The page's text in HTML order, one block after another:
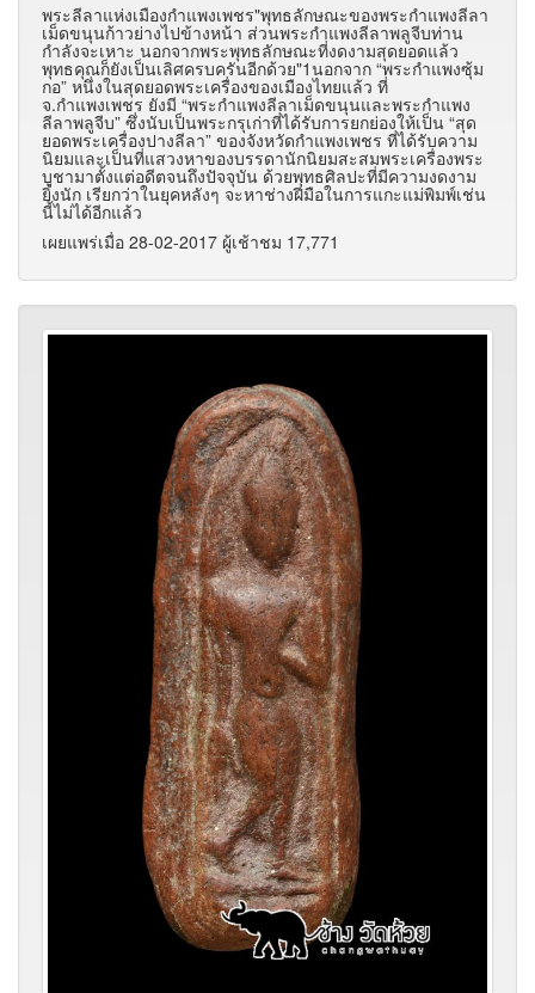
พระลีลาแห่งเมืองกำแพงเพชร"พุทธลักษณะของพระกำแพงลีลา
เม็ดขนุนก้าวย่างไปข้างหน้า ส่วนพระกำแพงลีลาพลูจีบท่าน
กำลังจะเหาะ นอกจากพระพุทธลักษณะที่งดงามสุดยอดแล้ว
พุทธคุณก็ยังเป็นเลิศครบครันอีกด้วย"1นอกจาก “พระกำแพงซุ้ม
กอ” หนึ่งในสุดยอดพระเครื่องของเมืองไทยแล้ว ที่
จ.กำแพงเพชร ยังมี “พระกำแพงลีลาเม็ดขนุนและพระกำแพง
ลีลาพลูจีบ” ซึ่งนับเป็นพระกรุเก่าที่ได้รับการยกย่องให้เป็น “สุด
ยอดพระเครื่องปางลีลา” ของจังหวัดกำแพงเพชร ที่ได้รับความ
นิยมและเป็นที่แสวงหาของบรรดานักนิยมสะสมพระเครื่องพระ
บูชามาตั้งแต่อดีตจนถึงปัจจุบัน ด้วยพุทธศิลปะที่มีความงดงาม
ยิ่งนัก เรียกว่าในยุคหลังๆ จะหาช่างฝีมือในการแกะแม่พิมพ์เช่น
นี้ไม่ได้อีกแล้ว
เผยแพร่เมื่อ 28-02-2017 ผู้เช้าชม 17,771